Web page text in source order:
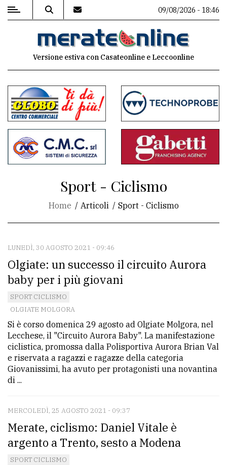
MENU
commenti
Contenuti
del
sito
CONTATTI
La
redazione
Scrivici
Per
la
tua
pubblicità
Cerca
comune
09/08/2026 - 18:46
Versione estiva con Casateonline e Leccoonline
Sport - Ciclismo
Home Articoli Sport - Ciclismo
LUNEDÌ, 30 AGOSTO 2021 - 09:46
Olgiate: un successo il circuito Aurora
baby per i più giovani
SPORT CICLISMO
OLGIATE MOLGORA
Si è corso domenica 29 agosto ad Olgiate Molgora, nel
Lecchese, il "Circuito Aurora Baby". La manifestazione
ciclistica, promossa dalla Polisportiva Aurora Brian Val
e riservata a ragazzi e ragazze della categoria
Giovanissimi, ha avuto per protagonisti una novantina
di ...
MERCOLEDÌ, 25 AGOSTO 2021 - 09:37
Merate, ciclismo: Daniel Vitale è
argento a Trento, sesto a Modena
SPORT CICLISMO